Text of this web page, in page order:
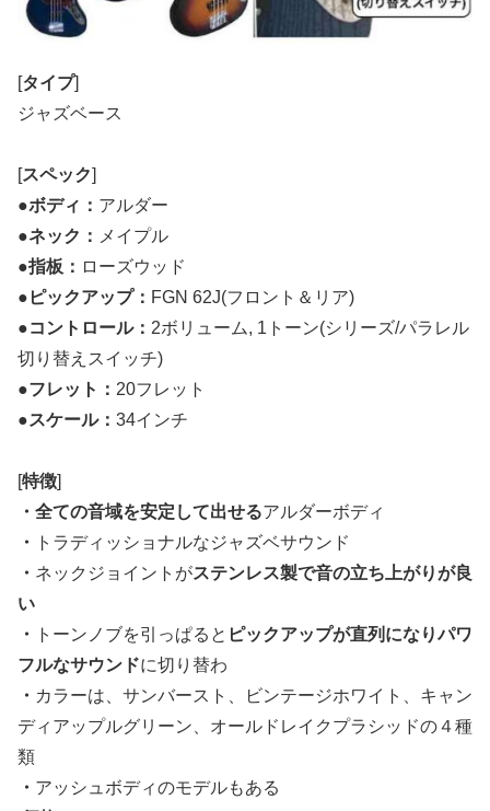
[タイプ]
ジャズベース
[スペック]
●ボディ： アルダー
●ネック： メイプル
●指板： ローズウッド
● ピックアップ： FGN 62J(フロント＆リア)
●コントロール： 2ボリューム, 1トーン(シリーズ/パラレル
切り替えスイッチ)
●フレット： 20フレット
●スケール： 34インチ
[特徴]
・全ての音域を安定して出せるアルダーボディ
・
トラディッショナルなジャズベサウンド
・ ネックジョイントがステンレス製で音の立ち上がりが良
い
・
トーンノブを引っぱると ピックアップが直列になりパワ
フルなサウンドに切り替わ
・ カラーは、サンバースト、ビンテージホワイト、キャン
ディアップルグリーン、オールドレイクプラシッドの４種
類
・ アッシュボディのモデルもある